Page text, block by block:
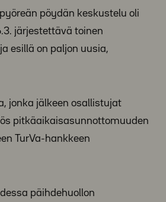
pöydän keskustelu oli
järjestettävä toinen
esillä on paljon uusia,
jonka jälkeen osallistujat
pitkäaikaisasunnottomuuden
TurVa-hankkeen
päihdehuollon